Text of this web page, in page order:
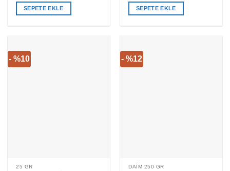
100,00₺.
SEPETE EKLE
4.8oy aldı850,00₺.
SEPETE EKLE
- %10
25 GR
- %12
DAIM 250 GR